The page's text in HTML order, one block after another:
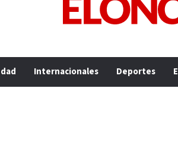
Internacionales Deportes